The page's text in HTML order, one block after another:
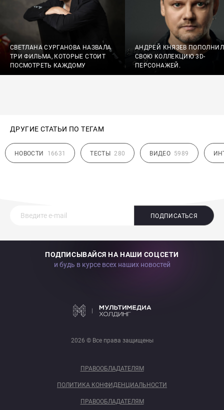
СВЕТЛАНА СУРГАНОВА НАЗВАЛА
ТРИ ФИЛЬМА, КОТОРЫЕ СТОИТ
ПОСМОТРЕТЬ КАЖДОМУ
АНДРЕЙ КНЯЗЕВ ПОПОЛНИЛ
СВОЮ КОЛЛЕКЦИЮ 3D-
ПЕРСОНАЖЕЙ.
ДРУГИЕ СТАТЬИ ПО ТЕГАМ
НОВОСТИ 16631 ТЕСТЫ 280 ВИДЕО 5989
ПОДПИСАТЬСЯ
ПОДПИСЫВАЙСЯ НА НАШИ СОЦСЕТИ
и будь в курсе всех наших новостей
2026 © Все права защищены
ПРАВООБЛАДАТЕЛЯМ
ПОЛИТИКА КОНФИДЕНЦИАЛЬНОСТИ
ПРАВООБЛАДАТЕЛЯМ